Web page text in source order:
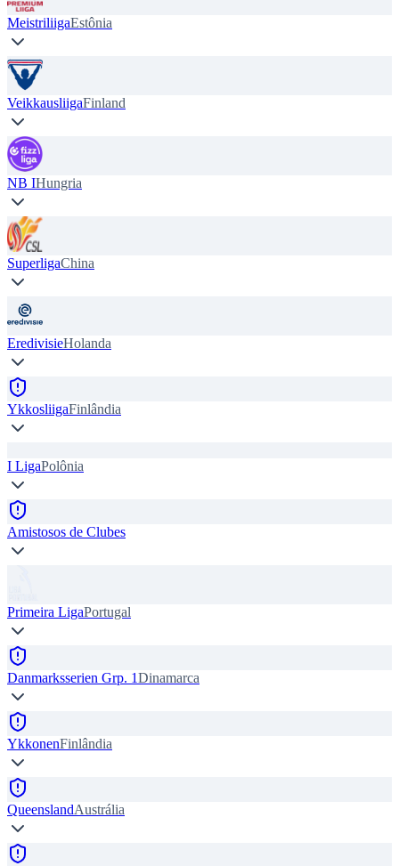
MeistriliigaEstônia
VeikkausliigaFinland
NB IHungria
SuperligaChina
EredivisieHolanda
YkkosliigaFinlândia
I LigaPolônia
Amistosos de Clubes
Primeira LigaPortugal
Danmarksserien Grp. 1Dinamarca
YkkonenFinlândia
QueenslandAustrália